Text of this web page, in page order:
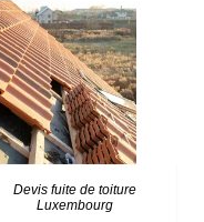
Devis fuite de toiture
Luxembourg